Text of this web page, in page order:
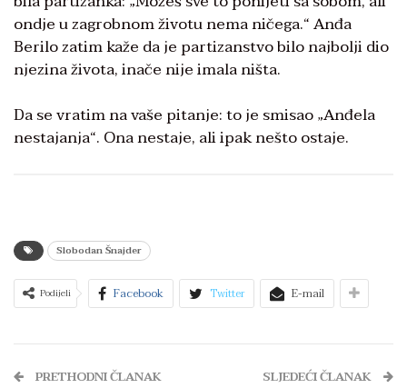
ondje u zagrobnom životu nema ničega.“ Anđa
Berilo zatim kaže da je partizanstvo bilo najbolji dio
njezina života, inače nije imala ništa.
Da se vratim na vaše pitanje: to je smisao „Anđela
nestajanja“. Ona nestaje, ali ipak nešto ostaje.
Slobodan Šnajder
Podijeli Facebook Twitter E-mail
PRETHODNI ČLANAK SLJEDEĆI ČLANAK